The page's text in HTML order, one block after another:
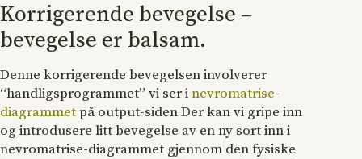
Korrigerende bevegelse –
bevegelse er balsam.
Denne korrigerende bevegelsen involverer
“handligsprogrammet” vi ser inevromatrise-
diagrammetpå output-siden Der kan vi gripe inn
og introdusere litt bevegelse av en ny sort inn i
nevromatrise-diagrammet gjennom den fysiske